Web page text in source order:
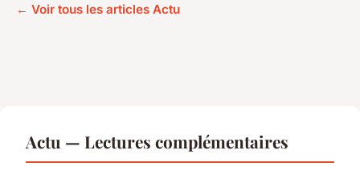
← Voir tous les articles Actu
Actu — Lectures complémentaires